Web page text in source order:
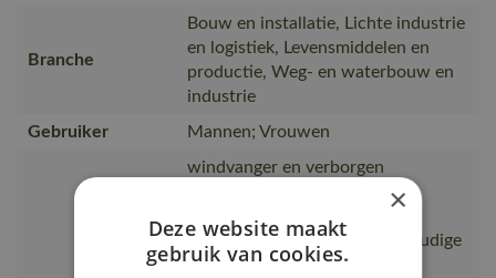
Branche
Bouw en installatie, Lichte industrie
en logistiek, Levensmiddelen en
productie, Weg- en waterbouw en
industrie
Gebruiker
Mannen; Vrouwen
windvanger en verborgen
drukknopen. Verlengde rug.
verborgen drukknopen. Eenvoudige
toegang tot geïntegreerd
×
Deze website maakt
gebruik van cookies.